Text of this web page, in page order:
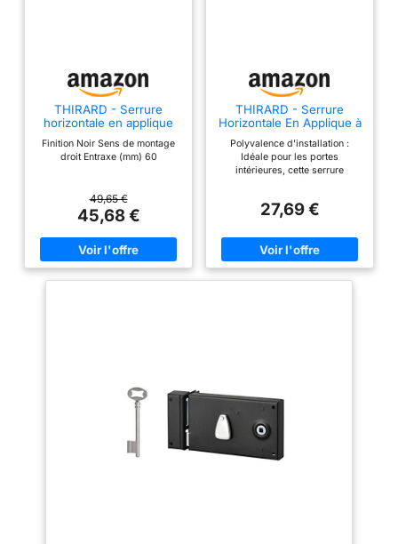
THIRARD - Serrure
horizontale en applique
double entrée à fouillot
pour porte d'entrée,
droit, 140x90mm, axe
Finition Noir Sens de montage
droit Entraxe (mm) 60
49,65 €
45,68 €
THIRARD - Serrure
Horizontale En Applique à
Intérieure - Réversible -
Pêne 1/2 Tour - Axe 85
mm - Carré 6 mm - 110 x
Polyvalence d'installation :
Idéale pour les portes
intérieures, cette serrure
à gauche, s'adaptant à vos
Dimensions et compatibilité :
Avec un axe de 85 mm et un
carré de 6 mm, elle s'intègre
simple : Le mécanisme à fouillot
et le pêne 1/2 tour permettent
une manipulation fluide et
sécurisée, idéale pour une
utilisation quotidienne sur vos
portes intérieures Garantie de 5
27,69 €